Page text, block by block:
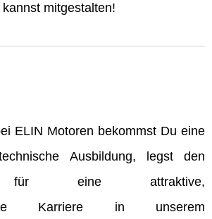
mitgestalten!
ELIN Motoren bekommst Du eine
Ausbildung, legst den
für eine attraktive,
Karriere in unserem